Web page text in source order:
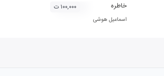
خاطره
اسماعیل هوشی
۱۰۰,۰۰۰ ت